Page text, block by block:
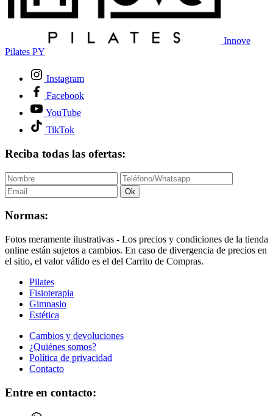
Innove
Pilates PY
Instagram
Facebook
YouTube
TikTok
Reciba todas las ofertas:
Ok
Normas:
Fotos meramente ilustrativas - Los precios y condiciones de la tienda
online están sujetos a cambios. En caso de divergencia de precios en
el sitio, el valor válido es el del Carrito de Compras.
Pilates
Fisioterapia
Gimnasio
Estética
Cambios y devoluciones
¿Quiénes somos?
Política de privacidad
Contacto
Entre en contacto: